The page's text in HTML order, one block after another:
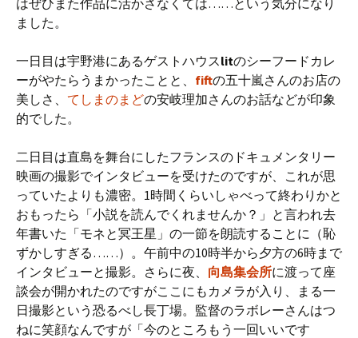
はぜひまた作品に活かさなくては……という気分になり
ました。
一日目は宇野港にあるゲストハウスlitのシーフードカレ
ーがやたらうまかったことと、 fiftの五十嵐さんのお店の
美しさ、 てしまのまどの安岐理加さんのお話などが印象
的でした。
二日目は直島を舞台にしたフランスのドキュメンタリー
映画の撮影でインタビューを受けたのですが、これが思
っていたよりも濃密。1時間くらいしゃべって終わりかと
おもったら「小説を読んでくれませんか？」と言われ去
年書いた「モネと冥王星」の一節を朗読することに（恥
ずかしすぎる……）。午前中の10時半から夕方の6時まで
インタビューと撮影。さらに夜、 向島集会所に渡って座
談会が開かれたのですがここにもカメラが入り、まる一
日撮影という恐るべし長丁場。監督のラボレーさんはつ
ねに笑顔なんですが「今のところもう一回いいです